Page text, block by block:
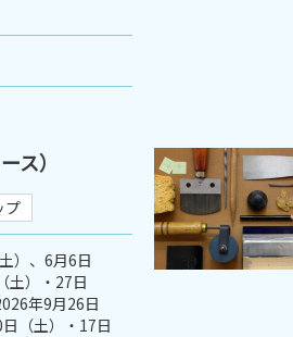
ス）
プ
）、6月6日
土）・27日
年9月26日
（土）・17日